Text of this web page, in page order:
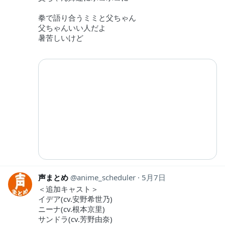
拳で語り合うミミと父ちゃん
父ちゃんいい人だよ
暑苦しいけど
声まとめ anime_scheduler
5月7日
＜追加キャスト＞
イデア(cv.安野希世乃)
ニーナ(cv.根本京里)
サンドラ(cv.芳野由奈)